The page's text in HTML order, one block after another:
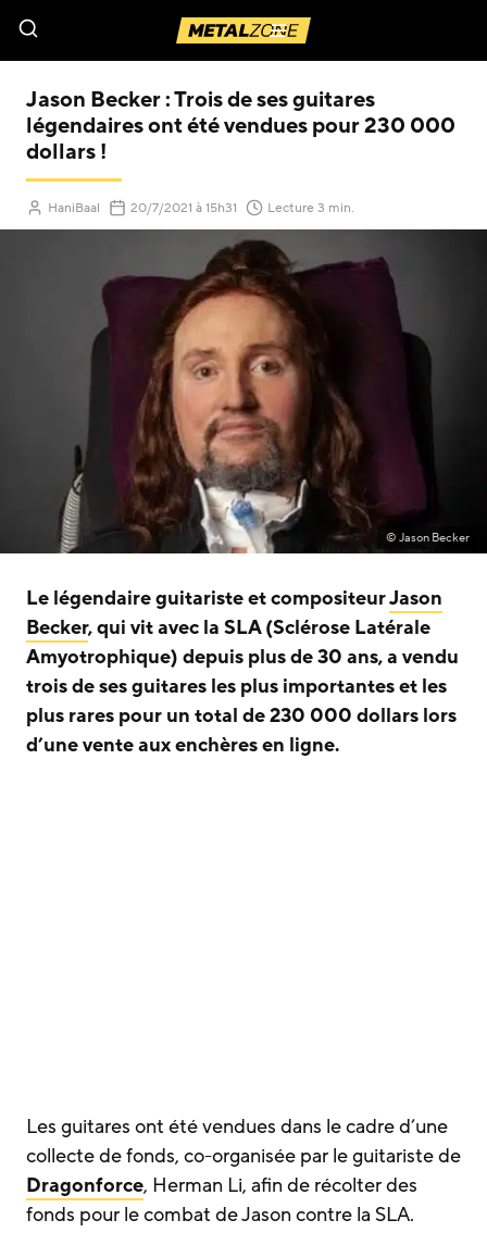
Menu
Jason Becker : Trois de ses guitares
légendaires ont été vendues pour 230 000
dollars !
HaniBaal 20/7/2021 (Mis à jour le )
à 15h31 Lecture 3 min.
© Jason Becker
Le légendaire guitariste et compositeurJason
Becker, qui vit avec la SLA (Sclérose Latérale
Amyotrophique) depuis plus de 30 ans, a vendu
trois de ses guitares les plus importantes et les
plus rares pour un total de 230 000 dollars lors
d’une vente aux enchères en ligne.
Les guitares ont été vendues dans le cadre d’une
collecte de fonds, co-organisée par le guitariste de
Dragonforce, Herman Li, afin de récolter des
fonds pour le combat de Jason contre la SLA.